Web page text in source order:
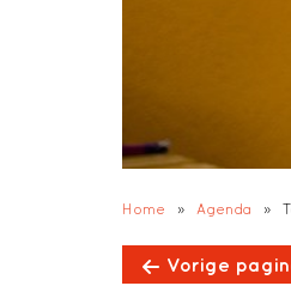
Home » Agenda »
Vorige